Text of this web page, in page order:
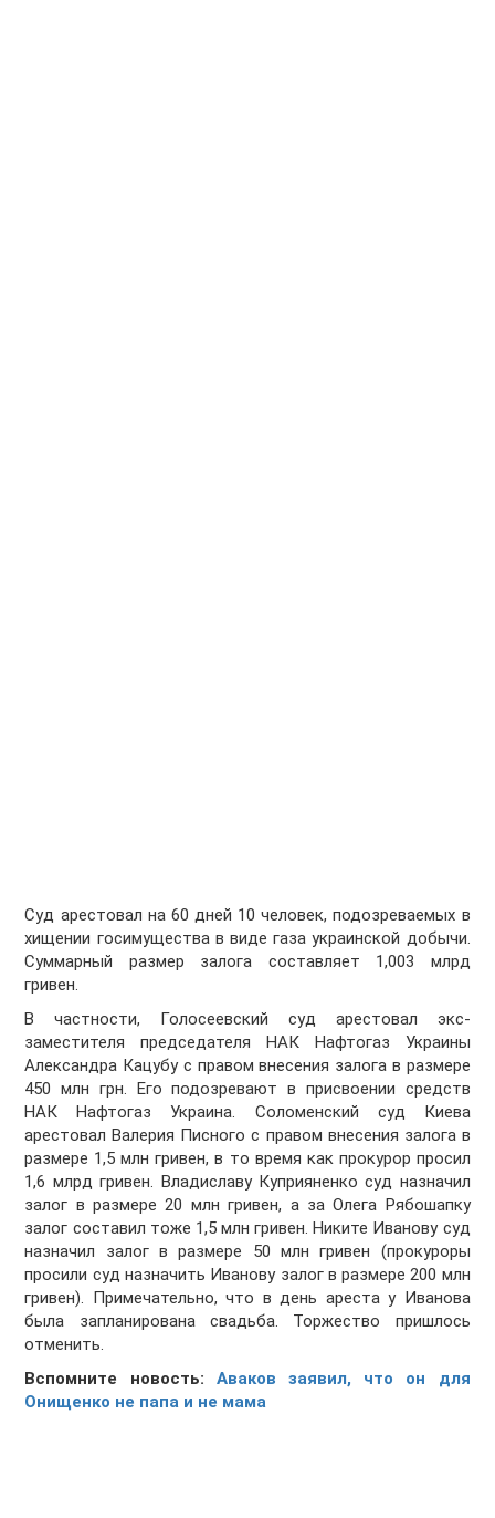
Суд арестовал на 60 дней 10 человек, подозреваемых в
хищении госимущества в виде газа украинской добычи.
Суммарный размер залога составляет 1,003 млрд
гривен.
В частности, Голосеевский суд арестовал экс-
заместителя председателя НАК Нафтогаз Украины
Александра Кацубу с правом внесения залога в размере
450 млн грн. Его подозревают в присвоении средств
НАК Нафтогаз Украина. Соломенский суд Киева
арестовал Валерия Писного с правом внесения залога в
размере 1,5 млн гривен, в то время как прокурор просил
1,6 млрд гривен. Владиславу Куприяненко суд назначил
залог в размере 20 млн гривен, а за Олега Рябошапку
залог составил тоже 1,5 млн гривен. Никите Иванову суд
назначил залог в размере 50 млн гривен (прокуроры
просили суд назначить Иванову залог в размере 200 млн
гривен). Примечательно, что в день ареста у Иванова
была запланирована свадьба. Торжество пришлось
отменить.
Вспомните новость: Аваков заявил, что он для
Онищенко не папа и не мама